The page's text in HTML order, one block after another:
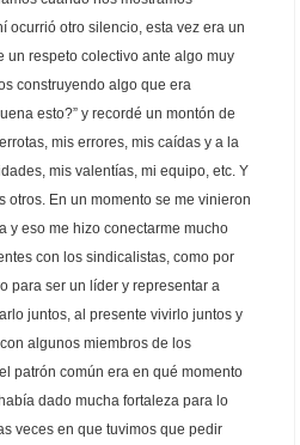
ocurrió otro silencio, esta vez era un
respeto colectivo ante algo muy
construyendo algo que era
esto?” y recordé un montón de
mis errores, mis caídas y a la
mis valentías, mi equipo, etc. Y
En un momento se me vinieron
y eso me hizo conectarme mucho
con los sindicalistas, como por
para ser un líder y representar a
juntos, al presente vivirlo juntos y
algunos miembros de los
patrón común era en qué momento
dado mucha fortaleza para lo
veces en que tuvimos que pedir